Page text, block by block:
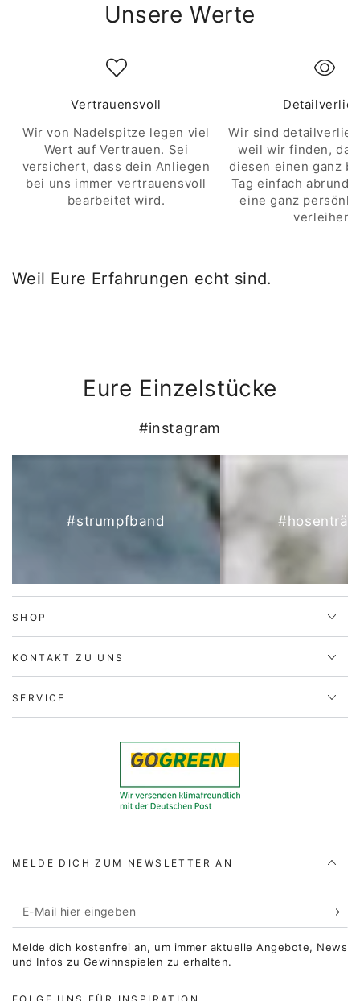
Unsere Werte
Vertrauensvoll
Wir von Nadelspitze legen viel
Wert auf Vertrauen. Sei
versichert, dass dein Anliegen
bei uns immer vertrauensvoll
bearbeitet wird.
Wir sind
weil wir finden,
diesen einen ganz
Tag einfach
eine ganz
verleihen.
Weil Eure Erfahrungen echt sind.
Eure Einzelstücke
#instagram
#strumpfband
SHOP
KONTAKT ZU UNS
SERVICE
MELDE DICH ZUM NEWSLETTER AN
E-
Mail
hier
Melde dich kostenfrei an, um immer aktuelle Angebote, News
und Infos zu Gewinnspielen zu erhalten.